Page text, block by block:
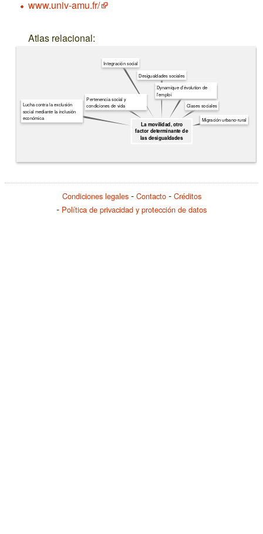
www.univ-amu.fr/
Atlas relacional:
La movilidad, otro
factor determinante de
las desigualdades
Migración urbano-rural
Clases sociales
Dynamique d’évolution de
l’emploi
Desigualdades sociales
Integración social
Pertenencia social y
condiciones de vida
Lucha contra la exclusión
social mediante la inclusión
económica
Condiciones legales Contacto
Créditos
Política de privacidad y protección de datos